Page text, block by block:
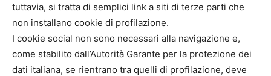
tuttavia, si tratta di semplici link a siti di terze parti che
non installano cookie di profilazione.
I cookie social non sono necessari alla navigazione e,
come stabilito dall’Autorità Garante per la protezione dei
dati italiana, se rientrano tra quelli di profilazione, deve